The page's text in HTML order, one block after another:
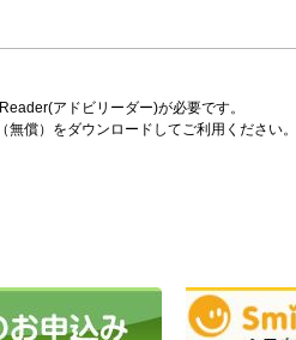
アドビリーダー)が必要です。
償）をダウンロードしてご利用ください。